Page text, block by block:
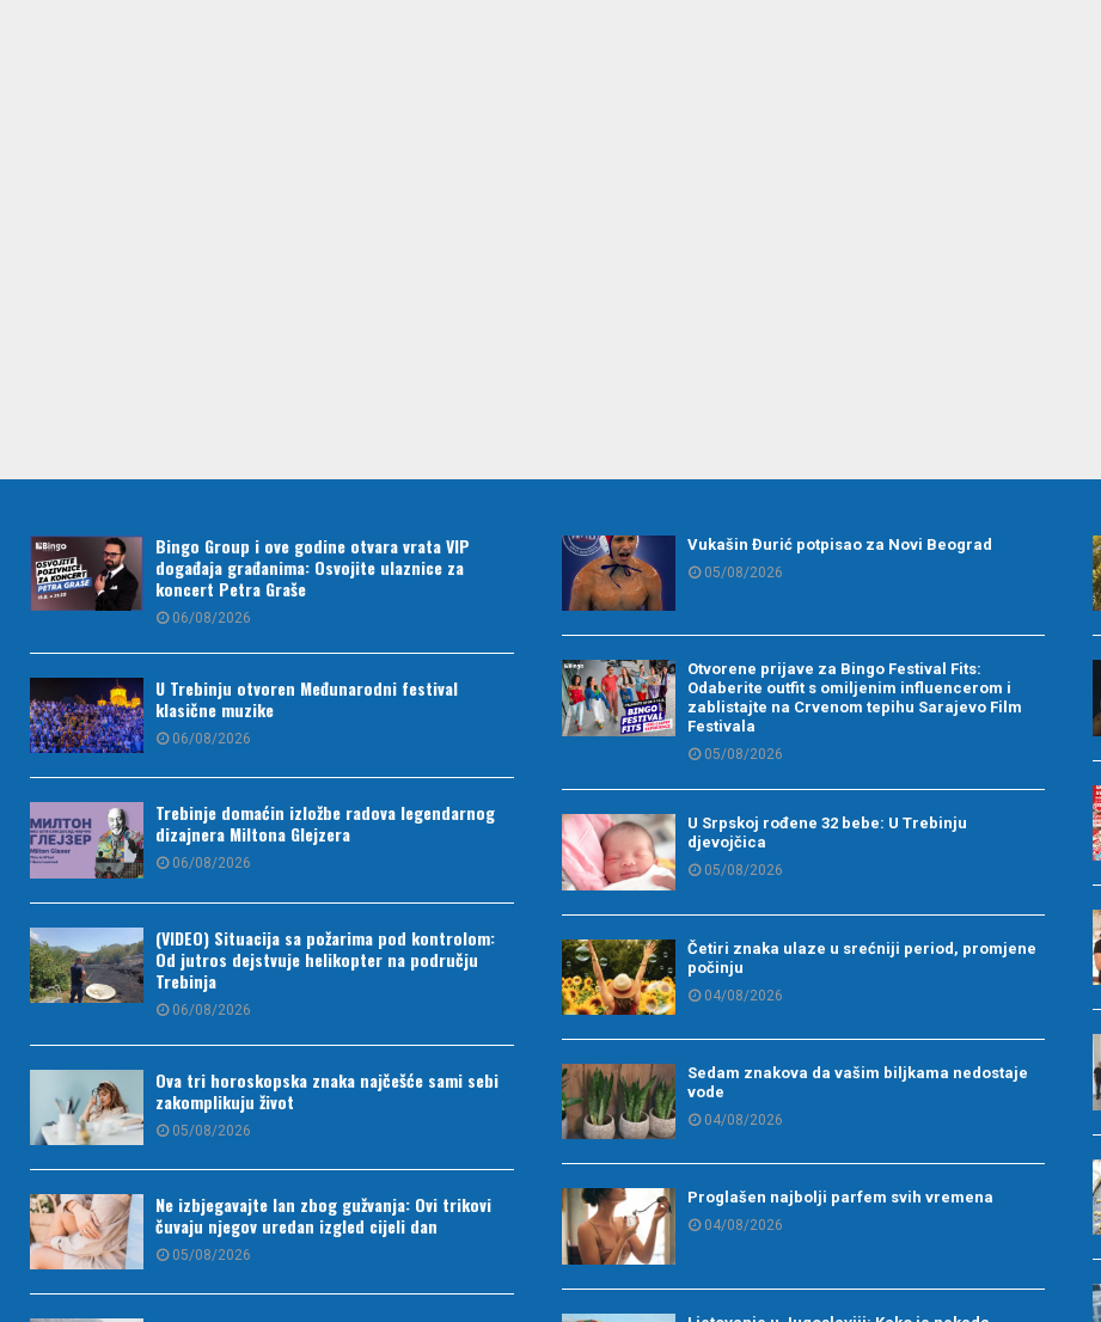
Bingo Group i ove godine otvara vrata VIP
događaja građanima: Osvojite ulaznice za
koncert Petra Graše
06/08/2026
U Trebinju otvoren Međunarodni festival
klasične muzike
06/08/2026
Trebinje domaćin izložbe radova legendarnog
dizajnera Miltona Glejzera
06/08/2026
(VIDEO) Situacija sa požarima pod kontrolom:
Od jutros dejstvuje helikopter na području
Trebinja
06/08/2026
Ova tri horoskopska znaka najčešće sami sebi
zakomplikuju život
05/08/2026
Ne izbjegavajte lan zbog gužvanja: Ovi trikovi
čuvaju njegov uredan izgled cijeli dan
05/08/2026
Vukašin Đurić potpisao za Novi Beograd
05/08/2026
Otvorene prijave za Bingo Festival Fits:
Odaberite outfit s omiljenim influencerom i
zablistajte na Crvenom tepihu Sarajevo Film
Festivala
05/08/2026
U Srpskoj rođene 32 bebe: U Trebinju
djevojčica
05/08/2026
Četiri znaka ulaze u srećniji period, promjene
počinju
04/08/2026
Sedam znakova da vašim biljkama nedostaje
vode
04/08/2026
Proglašen najbolji parfem svih vremena
04/08/2026